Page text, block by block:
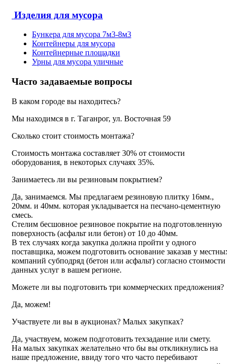
Изделия для мусора
Бункера для мусора 7м3-8м3
Контейнеры для мусора
Контейнерные площадки
Урны для мусора уличные
Часто задаваемые вопросы
В каком городе вы находитесь?
Мы находимся в г. Таганрог, ул. Восточная 59
Сколько стоит стоимость монтажа?
Стоимость монтажа составляет 30% от стоимости
оборудования, в некоторых случаях 35%.
Занимаетесь ли вы резиновым покрытием?
Да, занимаемся. Мы предлагаем резиновую плитку 16мм.,
20мм. и 40мм. которая укладывается на песчано-цементную
смесь.
Стелим бесшовное резиновое покрытие на подготовленную
поверхность (асфальт или бетон) от 10 до 40мм.
В тех случаях когда закупка должна пройти у одного
поставщика, можем подготовить основание заказав у
компаний субподряд (бетон или асфальт) согласно стоимости
данных услуг в вашем регионе.
Можете ли вы подготовить три коммерческих предложения?
Да, можем!
Участвуете ли вы в аукционах? Малых закупках?
Да, участвуем, можем подготовить техзадание или смету.
На малых закупках желательно что бы вы откликнулись на
наше предложение, ввиду того что часто перебивают